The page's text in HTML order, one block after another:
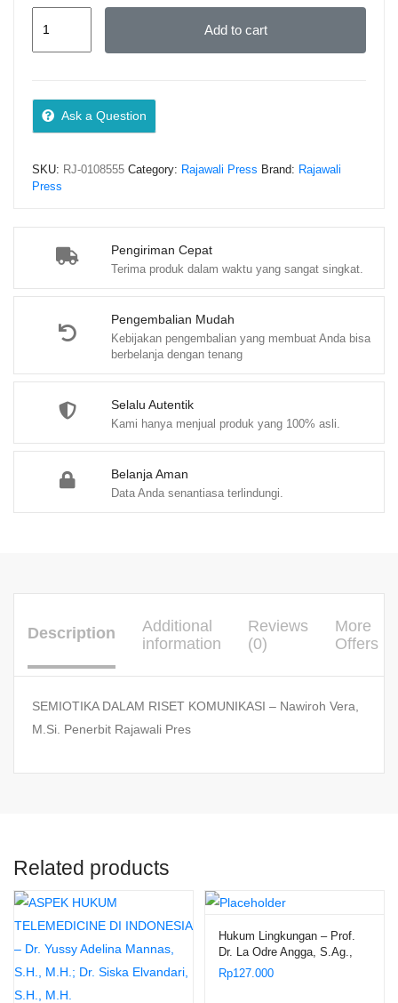
Pengiriman Cepat
Terima produk dalam waktu yang sangat singkat.
Pengembalian Mudah
Kebijakan pengembalian yang membuat Anda bisa
berbelanja dengan tenang
Selalu Autentik
Kami hanya menjual produk yang 100% asli.
Belanja Aman
Data Anda senantiasa terlindungi.
Nawiroh
M.Si.
Add to cart
Ask a Question
SKU: RJ-0108555 Category: Rajawali Press Brand: Rajawali
Press
Description
Additional
information
Reviews
(0)
More
Offers
SEMIOTIKA DALAM RISET KOMUNIKASI – Nawiroh Vera,
M.Si. Penerbit Rajawali Pres
Related products
Hukum Lingkungan – Prof.
Dr. La Odre Angga, S.Ag.,
S.H., M.Hum.
Rp127.000